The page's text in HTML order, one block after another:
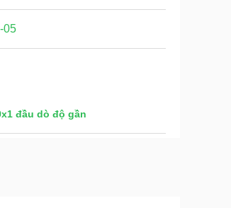
05
đầu dò độ gần